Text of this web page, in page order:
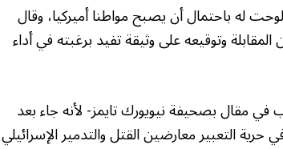
له باحتمال أن يصبح مواطنا أميركيا، وقال
وتوقيعه على وثيقة تفيد برغبته في أداء
في مقال بصحيفة نيويورك تايمز- لأنه جاء بعد
التعبير معارضين القتل والتدمير الإسرائيلي